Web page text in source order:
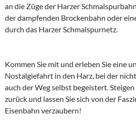
an die Züge der Harzer
der dampfenden Brockenbahn oder
durch das Harzer Schmalspurnetz.
Kommen Sie mit und erleben Sie eine
Nostalgiefahrt in den Harz, bei der
auch der Weg selbst begeistert. Steigen
zurück und lassen Sie sich von der
Eisenbahn verzaubern!